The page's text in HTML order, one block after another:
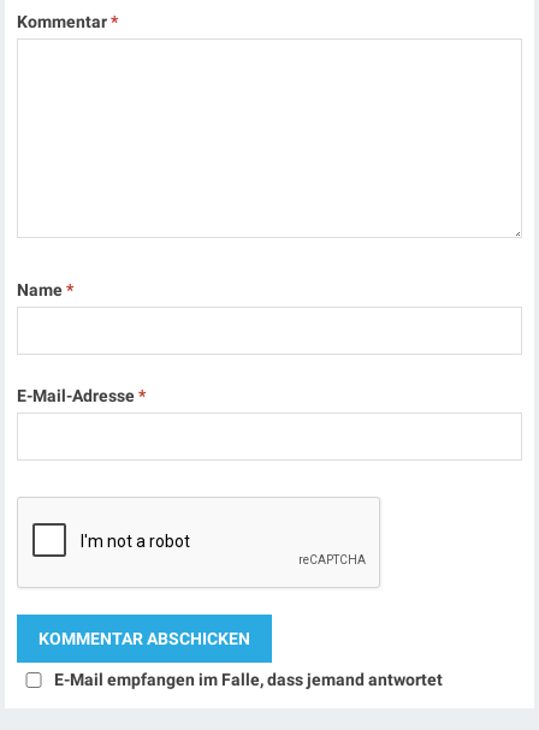
Kommentar*
Name*
E-Mail-Adresse*
E-Mail empfangen im Falle, dass jemand antwortet